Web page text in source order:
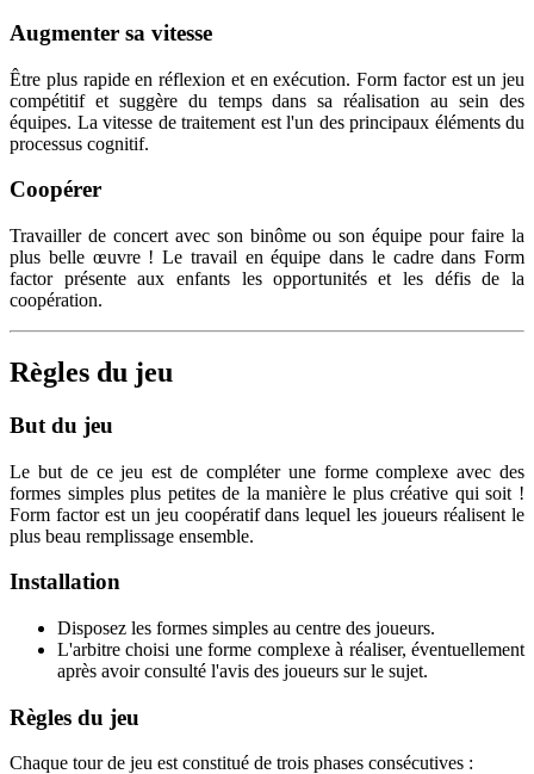
Augmenter sa vitesse
Être plus rapide en réflexion et en exécution. Form factor est un jeu
compétitif et suggère du temps dans sa réalisation au sein des
équipes. La vitesse de traitement est l'un des principaux éléments du
processus cognitif.
Coopérer
Travailler de concert avec son binôme ou son équipe pour faire la
plus belle œuvre ! Le travail en équipe dans le cadre dans Form
factor présente aux enfants les opportunités et les défis de la
coopération.
Règles du jeu
But du jeu
Le but de ce jeu est de compléter une forme complexe avec des
formes simples plus petites de la manière le plus créative qui soit !
Form factor est un jeu coopératif dans lequel les joueurs réalisent le
plus beau remplissage ensemble.
Installation
Disposez les formes simples au centre des joueurs.
L'arbitre choisi une forme complexe à réaliser, éventuellement
après avoir consulté l'avis des joueurs sur le sujet.
Règles du jeu
Chaque tour de jeu est constitué de trois phases consécutives :